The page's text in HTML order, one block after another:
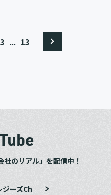
3 ... 13
社のリアル」を配信中！
ジーズCh